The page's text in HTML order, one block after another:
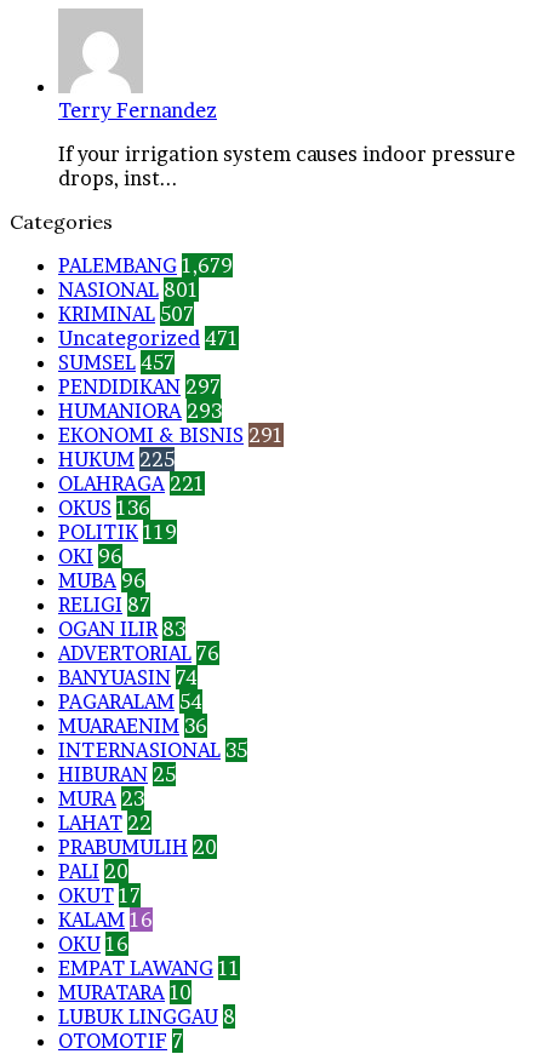
Terry Fernandez
If your irrigation system causes indoor pressure
drops, inst...
Categories
PALEMBANG 1,679
NASIONAL 801
KRIMINAL 507
Uncategorized 471
SUMSEL 457
PENDIDIKAN 297
HUMANIORA 293
EKONOMI & BISNIS 291
HUKUM 225
OLAHRAGA 221
OKUS 136
POLITIK 119
OKI 96
MUBA 96
RELIGI 87
OGAN ILIR 83
ADVERTORIAL 76
BANYUASIN 74
PAGARALAM 54
MUARAENIM 36
INTERNASIONAL 35
HIBURAN 25
MURA 23
LAHAT 22
PRABUMULIH 20
PALI 20
OKUT 17
KALAM 16
OKU 16
EMPAT LAWANG 11
MURATARA 10
LUBUK LINGGAU 8
OTOMOTIF 7